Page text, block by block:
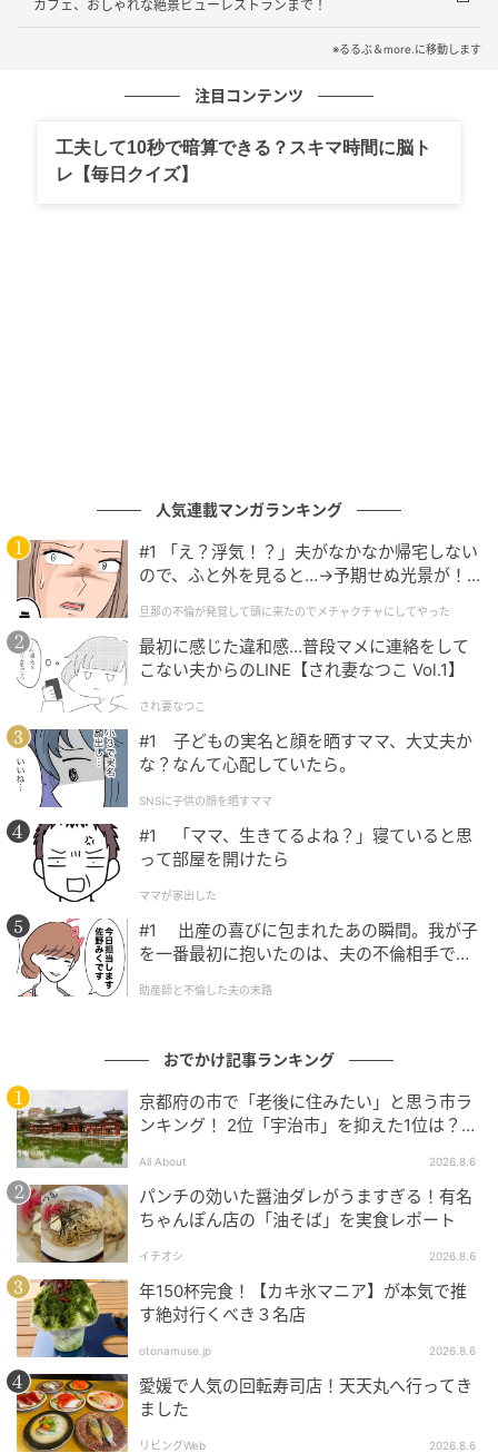
のバスクチーズケーキが楽しめます。
ドリンクは、兵庫県芦屋市創業で、関西で人気の紅茶
ークリングワインなどのアルコールまで20種類が飲み
放題です！
メロンミントフィズ
それではさっそく今シーズンのメロンアフタヌーンテ
ィーを実食！
まずは乾杯用に「メロン ミントフィズ」が運ばれてき
ました。甘さは控えめで、メロンの香りとミントのす
っきりとした清涼感が特徴の味わい。暑さも垣間見え
AMUSE
カフェ、おしゃれな絶景ビューレストランまで！
※るるぶ＆more.に移動します
注目コンテンツ
工夫して10秒で暗算できる？スキマ時間に脳ト
レ【毎日クイズ】
人気連載マンガランキング
#1 「え？浮気！？」夫がなかなか帰宅しない
ので、ふと外を見ると…→予期せぬ光景が！
クチャにしてやった
旦那の不倫が発覚して頭に来たのでメチャクチャにしてやった
最初に感じた違和感…普段マメに連絡をして
こない夫からのLINE【され妻なつこ Vol.1】
され妻なつこ
#1 子どもの実名と顔を晒すママ、大丈夫か
な？なんて心配していたら。
SNSに子供の顔を晒すママ
#1 「ママ、生きてるよね？」寝ていると思
って部屋を開けたら
ママが家出した
#1 出産の喜びに包まれたあの瞬間。我が子
を一番最初に抱いたのは、夫の不倫相手でし
助産師と不倫した夫の末路
おでかけ記事ランキング
京都府の市で「老後に住みたい」と思う市ラ
ンキング！ 2位「宇治市」を抑えた1位は？
All About 2026.8.6
パンチの効いた醤油ダレがうますぎる！有名
ちゃんぽん店の「油そば」を実食レポート
イチオシ 2026.8.6
年150杯完食！【カキ氷マニア】が本気で推
す絶対行くべき３名店
otonamuse.jp 2026.8.6
愛媛で人気の回転寿司店！天天丸へ行ってき
ました
リビングWeb 2026.8.6